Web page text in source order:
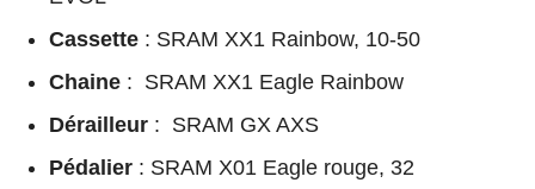
Cassette : SRAM XX1 Rainbow, 10-50
Chaine : SRAM XX1 Eagle Rainbow
Dérailleur : SRAM GX AXS
Pédalier : SRAM X01 Eagle rouge, 32